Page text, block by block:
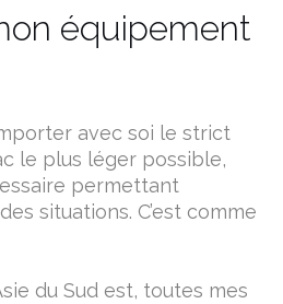
équipement
avec soi le strict
le plus léger possible,
permettant
situations. C’est comme
du Sud est, toutes mes